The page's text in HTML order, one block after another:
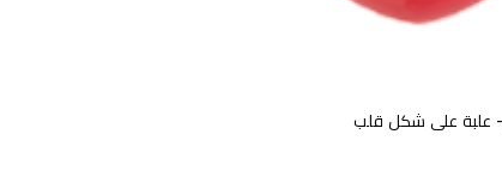
- علبة على شكل قلب